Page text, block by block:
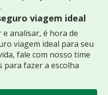
viagem ideal
analisar, é hora de
viagem ideal para seu
fale com nosso time
para fazer a escolha